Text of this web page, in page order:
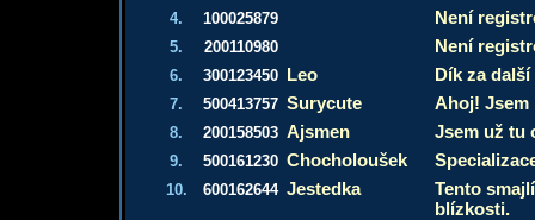
4. 100025879 Není
5. 200110980 Není
6. 300123450 Leo Dík za
7. 500413757 Surycute Ahoj! Jsem
8. 200158503 Ajsmen Jsem už tu
9. 500161230 Chocholoušek
10. 600162644 Jestedka
Tento
blízkosti.